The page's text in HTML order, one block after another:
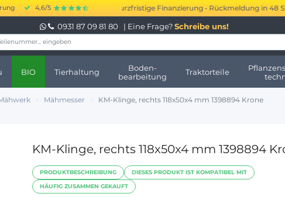
4,6/5
20.000 bis 250.000 € kurzfristige Finanzierung • Rückmeldung in 48
0931 87 09 81 80 | Eine Frage? Schreibe uns!
BIO Tierhaltung
Boden-
bearbeitung
Traktorteile
Mähmesser KM-Klinge, rechts 118x50x4 mm 1398894 Krone
KM-Klinge, rechts 118x50x4 mm 1398894
PRODUKTBESCHREIBUNG DIESES PRODUKT IST KOMPATIBEL MIT
HÄUFIG ZUSAMMEN GEKAUFT